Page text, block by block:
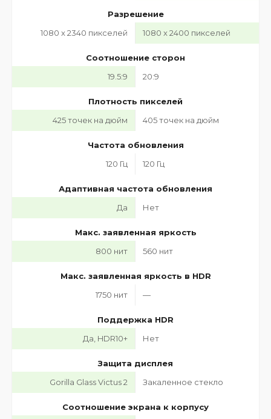
Разрешение
1080 x 2340 пикселей
1080 x 2400 пикселей
Соотношение сторон
19.5:9
20:9
Плотность пикселей
425 точек на дюйм
405 точек на дюйм
Частота обновления
120 Гц
120 Гц
Адаптивная частота обновления
Да
Нет
Макс. заявленная яркость
800 нит
560 нит
Макс. заявленная яркость в HDR
1750 нит
—
Поддержка HDR
Да, HDR10+
Нет
Защита дисплея
Gorilla Glass Victus 2
Закаленное стекло
Соотношение экрана к корпусу